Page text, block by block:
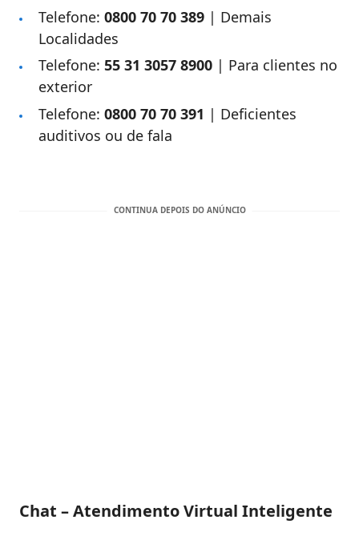
Telefone: 0800 70 70 389​ | Demais
Localidades
Telefone: 55 31 3057 8900 | Para clientes no
exterior
Telefone: 0800 70 70 391 ​ | Deficientes
auditivos ou de fala
Chat – Atendimento Virtual Inteligente